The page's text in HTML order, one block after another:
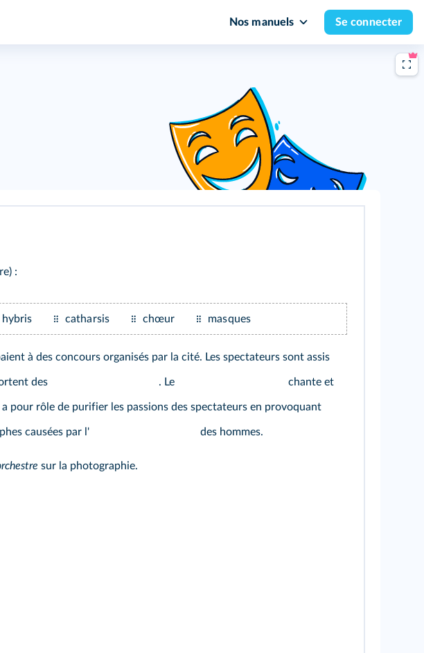
Nos manuels Se connecter
:
hybris catharsis chœur masques
à des concours organisés par la cité. Les spectateurs sont assis
des . Le chante et
a pour rôle de purifier les passions des spectateurs en provoquant
causées par l' des hommes.
sur la photographie.